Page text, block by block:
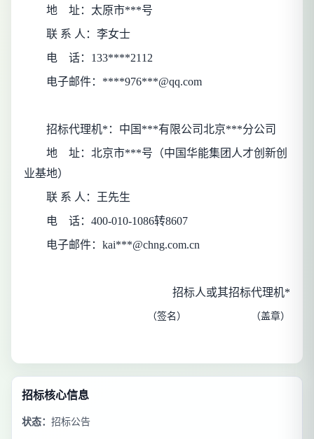
地
址： 太原市***号
联 系 人： 李女士
电
话： 133****2112
电子邮件： ****976***@qq.com
招标代理机*： 中国***有限公司北京***分公司
地
址： 北京市***号（中国华能集团人才创新创
业基地）
联 系 人： 王先生
电
话： 400-010-1086转8607
电子邮件： kai***@chng.com.cn
招标人或其招标代理机*
（签名） （盖章）
招标核心信息
状态： 招标公告